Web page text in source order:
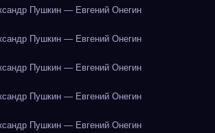
Пушкин — Евгений Онегин
Пушкин — Евгений Онегин
Пушкин — Евгений Онегин
Пушкин — Евгений Онегин
Пушкин — Евгений Онегин